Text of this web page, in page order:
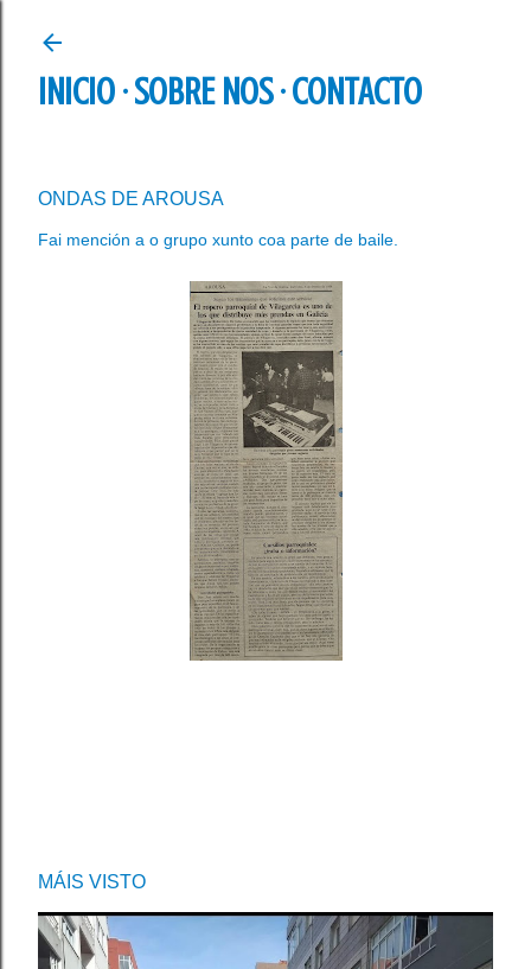
INICIO SOBRE NOS CONTACTO
ONDAS DE AROUSA
Fai mención a o grupo xunto coa parte de baile.
MÁIS VISTO